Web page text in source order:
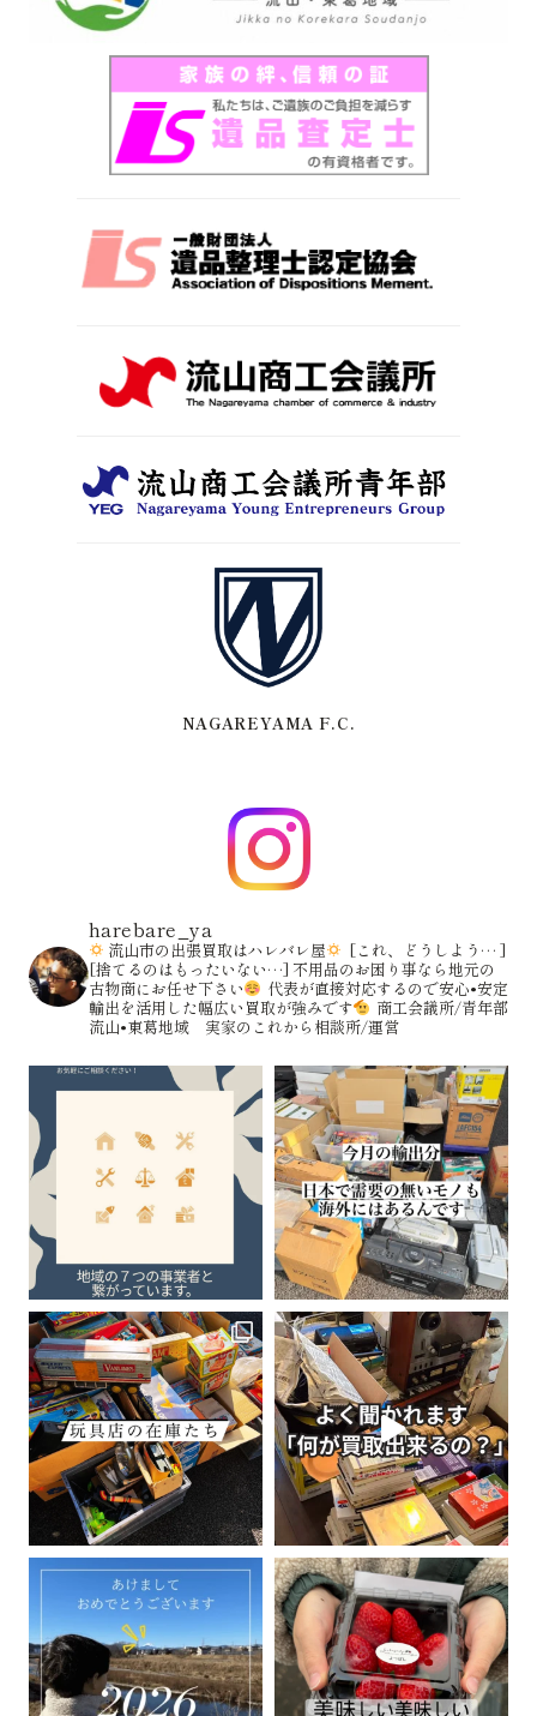
NAGAREYAMA F.C.
harebare_ya
流山市の出張買取はハレバレ屋
[これ、どうしよう… ]
[捨てるのはもったいない…] 不用品のお困り事なら地元の
古物商にお任せ下さい
代表が直接対応するので安心•安定
輸出を活用した幅広い買取が強みです
商工会議所/青年部
流山•東葛地域 実家のこれから相談所/運営